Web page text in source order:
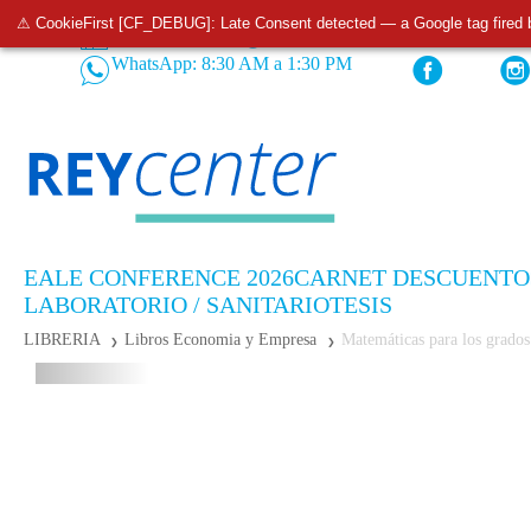
⚠ CookieFirst [CF_DEBUG]: Late Consent detected — a Google tag fired
Tiendas
Pedidos: 932 520 233
WhatsApp: 8:30 AM a 1:30 PM
EALE CONFERENCE 2026CARNET
LABORATORIO / SANITARIOTESIS
LIBRERIA Libros Economia y Empresa Matemáticas para los